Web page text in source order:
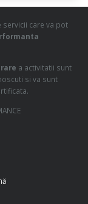
servicii care va pot
a activitatii sunt
si va sunt